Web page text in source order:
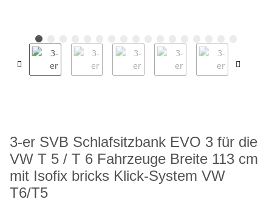
3-er SVB Schlafsitzbank EVO 3 für die
VW T 5 / T 6 Fahrzeuge Breite 113 cm
mit Isofix bricks Klick-System VW
T6/T5